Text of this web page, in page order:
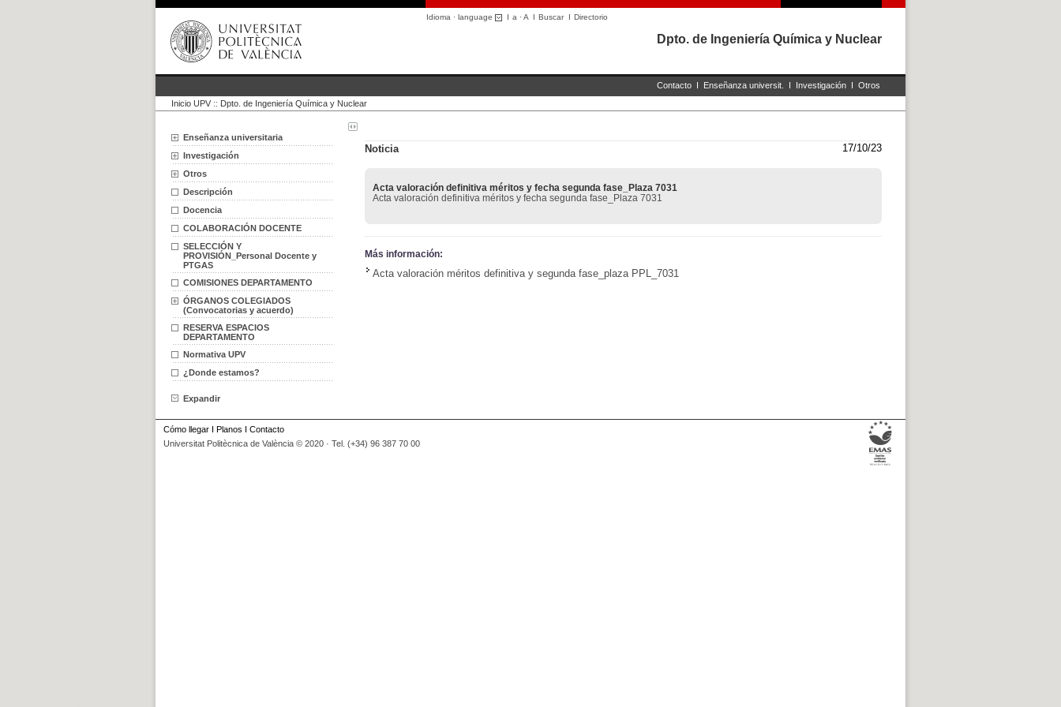
Idioma · language I a ·A I BuscarI Directorio
Dpto. de Ingeniería Química y Nuclear
Contacto I Enseñanza universit. I Investigación I Otros
Inicio UPV :: Dpto. de Ingeniería Química y Nuclear
Enseñanza universitaria
Investigación
Otros
Descripción
Docencia
COLABORACIÓN DOCENTE
SELECCIÓN Y
PROVISIÓN_Personal Docente y
PTGAS
COMISIONES DEPARTAMENTO
ÓRGANOS COLEGIADOS
(Convocatorias y acuerdo)
RESERVA ESPACIOS
DEPARTAMENTO
Normativa UPV
¿Donde estamos?
Expandir
17/10/23
Noticia
Acta valoración definitiva méritos y fecha segunda fase_Plaza 7031
Acta valoración definitiva méritos y fecha segunda fase_Plaza 7031
Más información:
Acta valoración méritos definitiva y segunda fase_plaza PPL_7031
Cómo llegar I Planos I Contacto
Universitat Politècnica de València © 2020 · Tel. (+34) 96 387 70 00